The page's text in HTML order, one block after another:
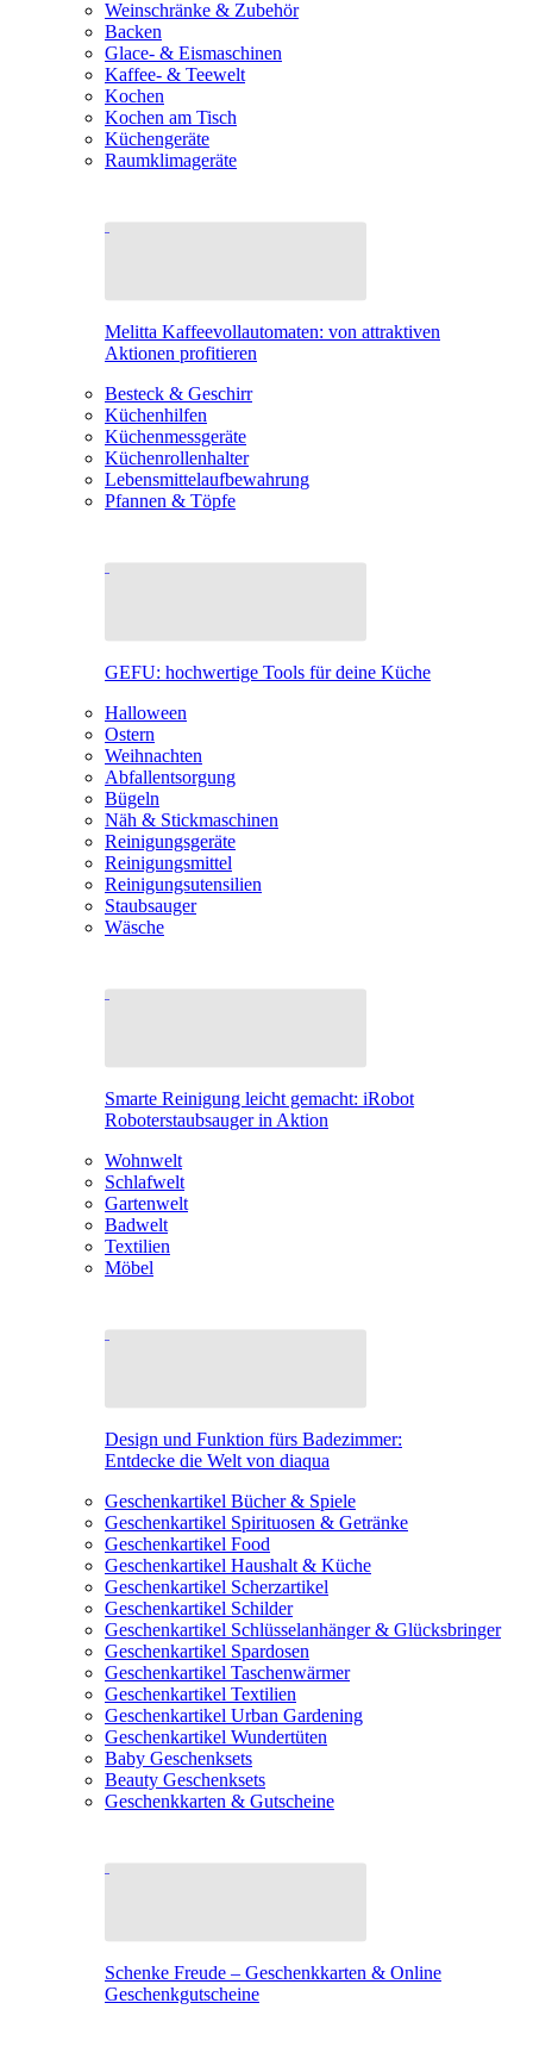
Weinschränke & Zubehör
Backen
Glace- & Eismaschinen
Kaffee- & Teewelt
Kochen
Kochen am Tisch
Küchengeräte
Raumklimageräte
Melitta Kaffeevollautomaten: von attraktiven
Aktionen profitieren
Besteck & Geschirr
Küchenhilfen
Küchenmessgeräte
Küchenrollenhalter
Lebensmittelaufbewahrung
Pfannen & Töpfe
GEFU: hochwertige Tools für deine Küche
Halloween
Ostern
Weihnachten
Abfallentsorgung
Bügeln
Näh & Stickmaschinen
Reinigungsgeräte
Reinigungsmittel
Reinigungsutensilien
Staubsauger
Wäsche
Smarte Reinigung leicht gemacht: iRobot
Roboterstaubsauger in Aktion
Wohnwelt
Schlafwelt
Gartenwelt
Badwelt
Textilien
Möbel
Design und Funktion fürs Badezimmer:
Entdecke die Welt von diaqua
Geschenkartikel Bücher & Spiele
Geschenkartikel Spirituosen & Getränke
Geschenkartikel Food
Geschenkartikel Haushalt & Küche
Geschenkartikel Scherzartikel
Geschenkartikel Schilder
Geschenkartikel Schlüsselanhänger & Glücksbringer
Geschenkartikel Spardosen
Geschenkartikel Taschenwärmer
Geschenkartikel Textilien
Geschenkartikel Urban Gardening
Geschenkartikel Wundertüten
Baby Geschenksets
Beauty Geschenksets
Geschenkkarten & Gutscheine
Schenke Freude – Geschenkkarten & Online
Geschenkgutscheine